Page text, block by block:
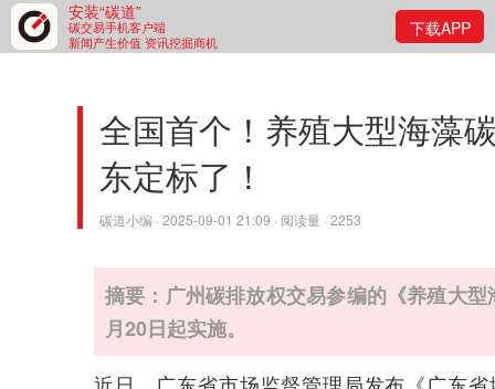
安装“碳道”
碳交易手机客户端
新闻产生价值 资讯挖掘商机
下载APP
全国首个！养殖大型海藻
东定标了！
碳道小编 · 2025-09-01 21:09 · 阅读量 · 2253
摘要：广州碳排放权交易参编的《养殖大
月20日起实施。